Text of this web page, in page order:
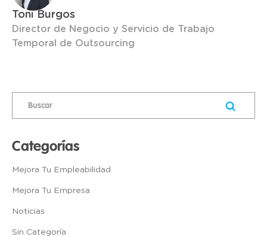
Toni Burgos
Director de Negocio y Servicio de Trabajo
Temporal de Outsourcing
Categorías
Mejora Tu Empleabilidad
Mejora Tu Empresa
Noticias
Sin Categoría